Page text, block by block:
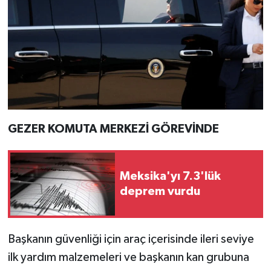
GEZER KOMUTA MERKEZİ GÖREVİNDE
Meksika'yı 7.3'lük
deprem vurdu
Başkanın güvenliği için araç içerisinde ileri seviye
ilk yardım malzemeleri ve başkanın kan grubuna